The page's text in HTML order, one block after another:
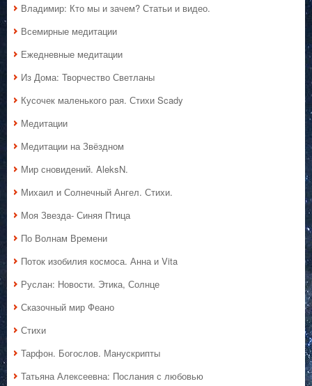
Владимир: Кто мы и зачем? Статьи и видео.
Всемирные медитации
Ежедневные медитации
Из Дома: Творчество Светланы
Кусочек маленького рая. Стихи Scady
Медитации
Медитации на Звёздном
Мир сновидений. AleksN.
Михаил и Солнечный Ангел. Стихи.
Моя Звезда- Синяя Птица
По Волнам Времени
Поток изобилия космоса. Анна и Vita
Руслан: Новости. Этика, Солнце
Сказочный мир Феано
Стихи
Тарфон. Богослов. Манускрипты
Татьяна Алексеевна: Послания с любовью